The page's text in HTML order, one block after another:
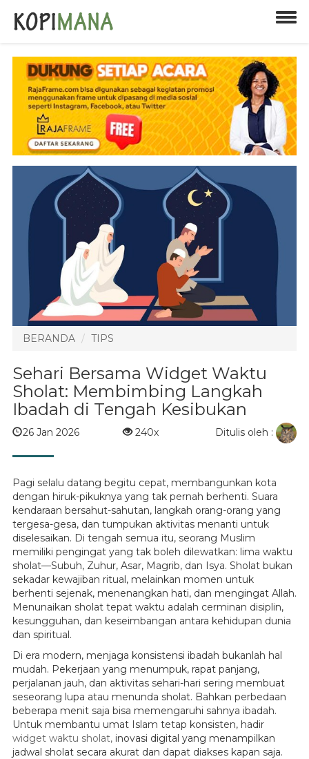
BERANDA TIPS
Sehari Bersama Widget Waktu
Sholat: Membimbing Langkah
Ibadah di Tengah Kesibukan
26 Jan 2026 240x Ditulis oleh :
Pagi selalu datang begitu cepat, membangunkan kota
dengan hiruk-pikuknya yang tak pernah berhenti. Suara
kendaraan bersahut-sahutan, langkah orang-orang yang
tergesa-gesa, dan tumpukan aktivitas menanti untuk
diselesaikan. Di tengah semua itu, seorang Muslim
memiliki pengingat yang tak boleh dilewatkan: lima waktu
sholat—Subuh, Zuhur, Asar, Magrib, dan Isya. Sholat bukan
sekadar kewajiban ritual, melainkan momen untuk
berhenti sejenak, menenangkan hati, dan mengingat Allah.
Menunaikan sholat tepat waktu adalah cerminan disiplin,
kesungguhan, dan keseimbangan antara kehidupan dunia
dan spiritual.
Di era modern, menjaga konsistensi ibadah bukanlah hal
mudah. Pekerjaan yang menumpuk, rapat panjang,
perjalanan jauh, dan aktivitas sehari-hari sering membuat
seseorang lupa atau menunda sholat. Bahkan perbedaan
beberapa menit saja bisa memengaruhi sahnya ibadah.
Untuk membantu umat Islam tetap konsisten, hadir
widget waktu sholat,inovasi digital yang menampilkan
jadwal sholat secara akurat dan dapat diakses kapan saja.